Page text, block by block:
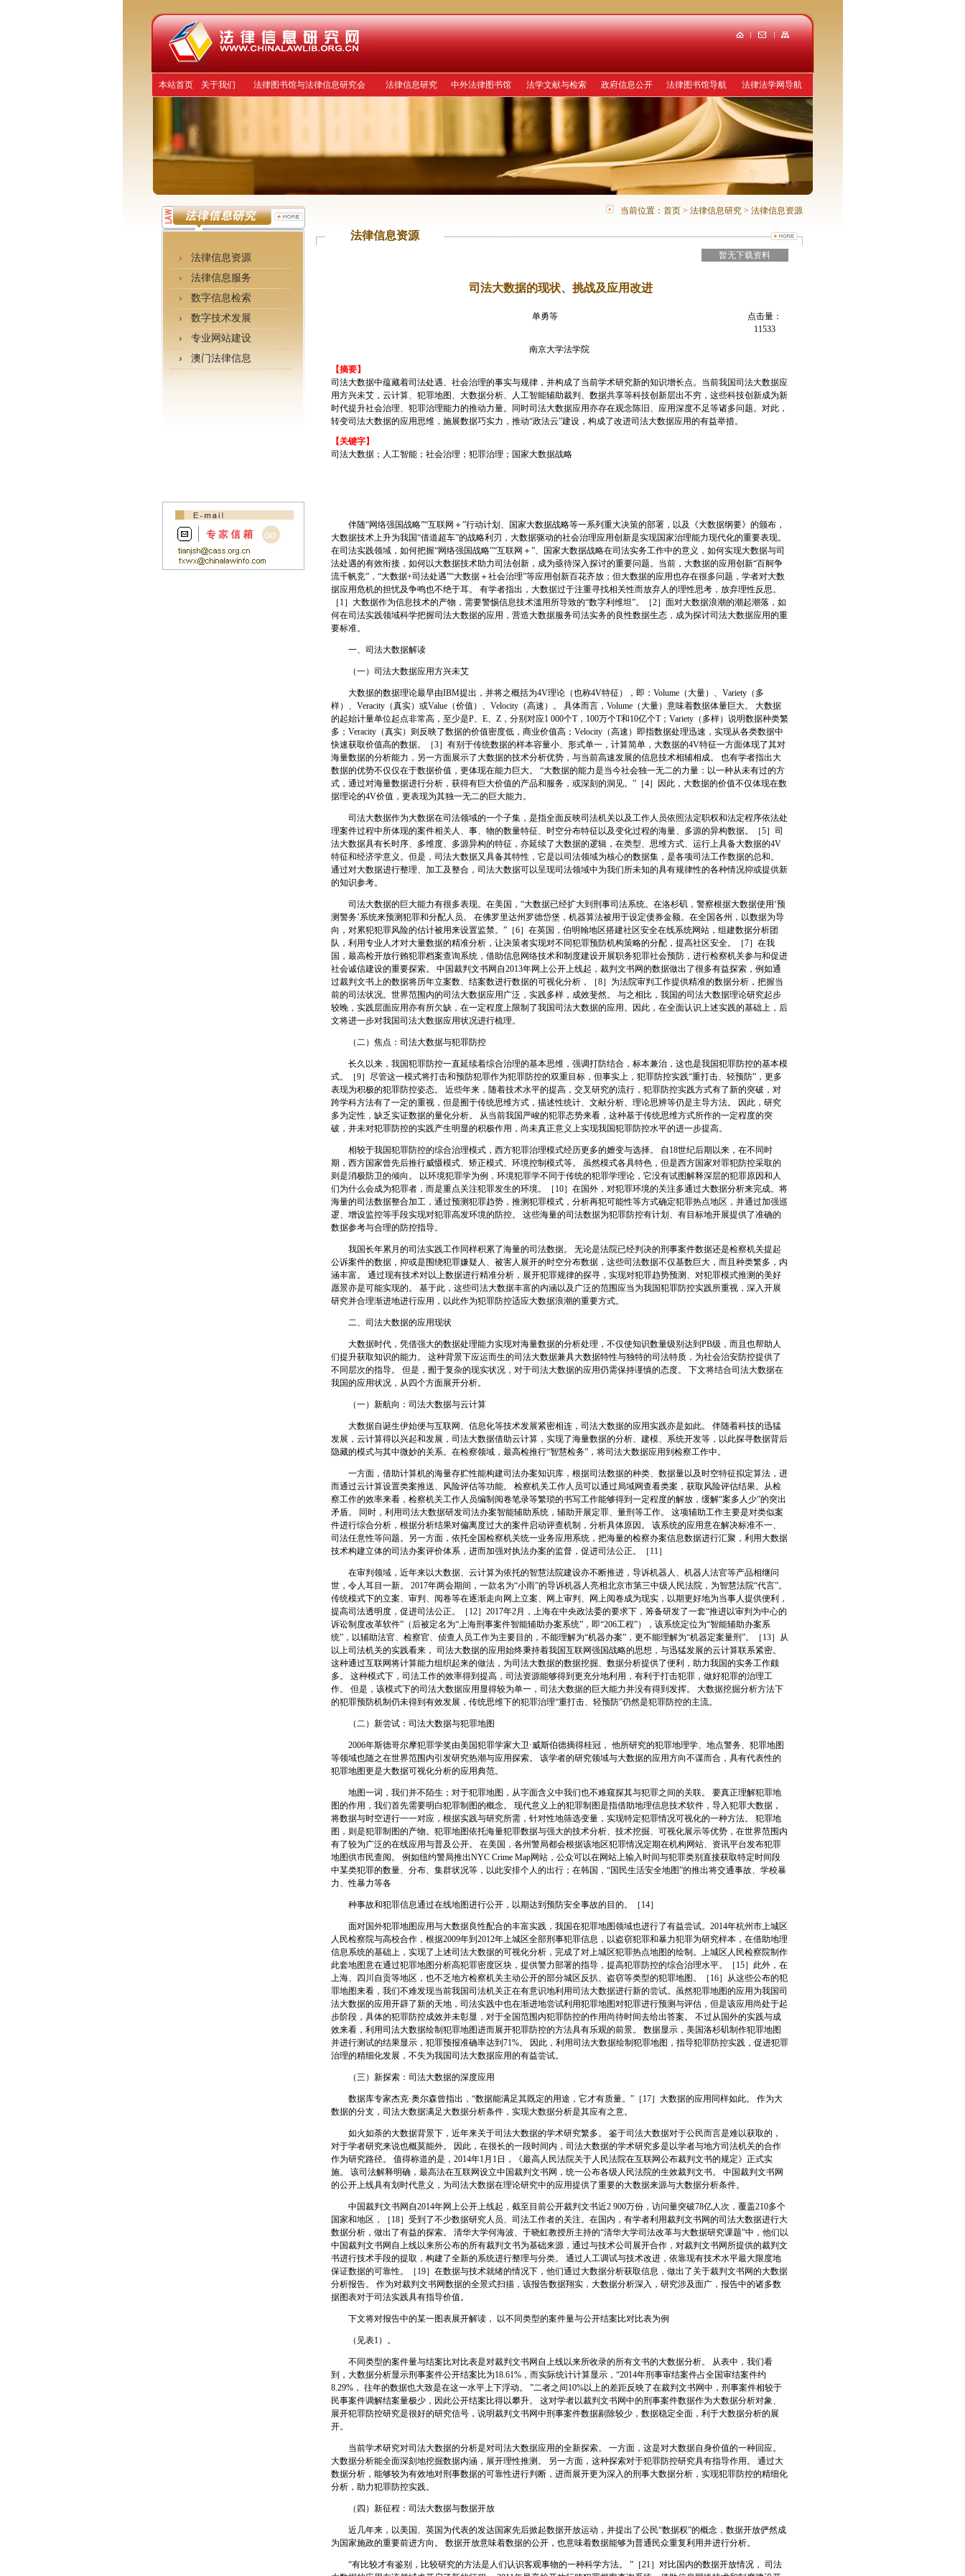
本站首页 关于我们 法律图书馆与法律信息研究会 法律信息研究 中外法律图书馆 法学文献与检索 政府信息公开 法律图书馆导航 法律法学网导航
法律信息资源
法律信息服务
数字信息检索
数字技术发展
专业网站建设
澳门法律信息
当前位置： 首页 > 法律信息研究 > 法律信息资源
法律信息资源
暂无下载资料
司法大数据的现状、挑战及应用改进
单勇等
点击量：
11533
南京大学法学院
【摘要】
司法大数据中蕴藏着司法处遇、社会治理的事实与规律，并构成了当前学术研究新的知识增长点。当前我国司法大数据应
用方兴未艾，云计算、犯罪地图、大数据分析、人工智能辅助裁判、数据共享等科技创新层出不穷，这些科技创新成为新
时代提升社会治理、犯罪治理能力的推动力量。同时司法大数据应用亦存在观念陈旧、应用深度不足等诸多问题。对此，
转变司法大数据的应用思维，施展数据巧实力，推动“政法云”建设，构成了改进司法大数据应用的有益举措。
【关键字】
司法大数据；人工智能；社会治理；犯罪治理；国家大数据战略
伴随“网络强国战略”“互联网＋”行动计划、国家大数据战略等一系列重大决策的部署，以及《大数据纲要》的颁布，
大数据技术上升为我国“借道超车”的战略利刃，大数据驱动的社会治理应用创新是实现国家治理能力现代化的重要表现。
在司法实践领域，如何把握“网络强国战略”“互联网＋”、国家大数据战略在司法实务工作中的意义，如何实现大数据与司
法处遇的有效衔接，如何以大数据技术助力司法创新，成为亟待深入探讨的重要问题。当前，大数据的应用创新“百舸争
流千帆竞”，“大数据+司法处遇”“大数据＋社会治理”等应用创新百花齐放；但大数据的应用也存在很多问题，学者对大数
据应用危机的担忧及争鸣也不绝于耳。 有学者指出，大数据过于注重寻找相关性而放弃人的理性思考，放弃理性反思。
［1］大数据作为信息技术的产物，需要警惕信息技术滥用所导致的“数字利维坦”。［2］面对大数据浪潮的潮起潮落，如
何在司法实践领域科学把握司法大数据的应用，营造大数据服务司法实务的良性数据生态，成为探讨司法大数据应用的重
要标准。
一、司法大数据解读
（一）司法大数据应用方兴未艾
大数据的数据理论最早由IBM提出，并将之概括为4V理论（也称4V特征），即：Volume（大量）、Variety（多
样）、Veracity（真实）或Value（价值）、Velocity（高速）。 具体而言，Volume（大量）意味着数据体量巨大。 大数据
的起始计量单位起点非常高，至少是P、E、Z，分别对应1 000个T，100万个T和10亿个T；Variety（多样）说明数据种类繁
多；Veracity（真实）则反映了数据的价值密度低，商业价值高；Velocity（高速）即指数据处理迅速，实现从各类数据中
快速获取价值高的数据。［3］有别于传统数据的样本容量小、形式单一，计算简单，大数据的4V特征一方面体现了其对
海量数据的分析能力，另一方面展示了大数据的技术分析优势，与当前高速发展的信息技术相辅相成。 也有学者指出大
数据的优势不仅仅在于数据价值，更体现在能力巨大。 “大数据的能力是当今社会独一无二的力量：以一种从未有过的方
式，通过对海量数据进行分析，获得有巨大价值的产品和服务，或深刻的洞见。”［4］因此，大数据的价值不仅体现在数
据理论的4V价值，更表现为其独一无二的巨大能力。
司法大数据作为大数据在司法领域的一个子集，是指全面反映司法机关以及工作人员依照法定职权和法定程序依法处
理案件过程中所体现的案件相关人、事、物的数量特征、时空分布特征以及变化过程的海量、多源的异构数据。［5］司
法大数据具有长时序、多维度、多源异构的特征，亦延续了大数据的逻辑，在类型、思维方式、运行上具备大数据的4V
特征和经济学意义。但是，司法大数据又具备其特性，它是以司法领域为核心的数据集，是各项司法工作数据的总和。
通过对大数据进行整理、加工及整合，司法大数据可以呈现司法领域中为我们所未知的具有规律性的各种情况抑或提供新
的知识参考。
司法大数据的巨大能力有很多表现。在美国，“大数据已经扩大到刑事司法系统。在洛杉矶，警察根据大数据使用‘预
测警务’系统来预测犯罪和分配人员。 在佛罗里达州罗德岱堡，机器算法被用于设定债券金额。在全国各州，以数据为导
向，对累犯犯罪风险的估计被用来设置监禁。”［6］在英国，伯明翰地区搭建社区安全在线系统网站，组建数据分析团
队，利用专业人才对大量数据的精准分析，让决策者实现对不同犯罪预防机构策略的分配，提高社区安全。［7］在我
国，最高检开放行贿犯罪档案查询系统，借助信息网络技术和制度建设开展职务犯罪社会预防，进行检察机关参与和促进
社会诚信建设的重要探索。 中国裁判文书网自2013年网上公开上线起，裁判文书网的数据做出了很多有益探索，例如通
过裁判文书上的数据将历年立案数、结案数进行数据的可视化分析，［8］为法院审判工作提供精准的数据分析，把握当
前的司法状况。世界范围内的司法大数据应用广泛，实践多样，成效斐然。 与之相比，我国的司法大数据理论研究起步
较晚，实践层面应用亦有所欠缺，在一定程度上限制了我国司法大数据的应用。因此，在全面认识上述实践的基础上，后
文将进一步对我国司法大数据应用状况进行梳理。
（二）焦点：司法大数据与犯罪防控
长久以来，我国犯罪防控一直延续着综合治理的基本思维，强调打防结合，标本兼治，这也是我国犯罪防控的基本模
式。［9］尽管这一模式将打击和预防犯罪作为犯罪防控的双重目标，但事实上，犯罪防控实践“重打击、轻预防”，更多
表现为积极的犯罪防控姿态。 近些年来，随着技术水平的提高，交叉研究的流行，犯罪防控实践方式有了新的突破，对
跨学科方法有了一定的重视，但是囿于传统思维方式，描述性统计、文献分析、理论思辨等仍是主导方法。 因此，研究
多为定性，缺乏实证数据的量化分析。 从当前我国严峻的犯罪态势来看，这种基于传统思维方式所作的一定程度的突
破，并未对犯罪防控的实践产生明显的积极作用，尚未真正意义上实现我国犯罪防控水平的进一步提高。
相较于我国犯罪防控的综合治理模式，西方犯罪治理模式经历更多的嬗变与选择。 自18世纪后期以来，在不同时
期，西方国家曾先后推行威慑模式、矫正模式、环境控制模式等。 虽然模式各具特色，但是西方国家对罪犯防控采取的
则是消极防卫的倾向。 以环境犯罪学为例，环境犯罪学不同于传统的犯罪学理论，它没有试图解释深层的犯罪原因和人
们为什么会成为犯罪者，而是重点关注犯罪发生的环境。［10］在国外，对犯罪环境的关注多通过大数据分析来完成。将
海量的司法数据整合加工，通过预测犯罪趋势，推测犯罪模式，分析再犯可能性等方式确定犯罪热点地区，并通过加强巡
逻、增设监控等手段实现对犯罪高发环境的防控。 这些海量的司法数据为犯罪防控有计划、有目标地开展提供了准确的
数据参考与合理的防控指导。
我国长年累月的司法实践工作同样积累了海量的司法数据。 无论是法院已经判决的刑事案件数据还是检察机关提起
公诉案件的数据，抑或是围绕犯罪嫌疑人、被害人展开的时空分布数据，这些司法数据不仅基数巨大，而且种类繁多，内
涵丰富。 通过现有技术对以上数据进行精准分析，展开犯罪规律的探寻，实现对犯罪趋势预测、对犯罪模式推测的美好
愿景亦是可能实现的。 基于此，这些司法大数据丰富的内涵以及广泛的范围应当为我国犯罪防控实践所重视，深入开展
研究并合理渐进地进行应用，以此作为犯罪防控适应大数据浪潮的重要方式。
二、司法大数据的应用现状
大数据时代，凭借强大的数据处理能力实现对海量数据的分析处理，不仅使知识数量级别达到PB级，而且也帮助人
们提升获取知识的能力。 这种背景下应运而生的司法大数据兼具大数据特性与独特的司法特质，为社会治安防控提供了
不同层次的指导。 但是，囿于复杂的现实状况，对于司法大数据的应用仍需保持谨慎的态度。 下文将结合司法大数据在
我国的应用状况，从四个方面展开分析。
（一）新航向：司法大数据与云计算
大数据自诞生伊始便与互联网、信息化等技术发展紧密相连，司法大数据的应用实践亦是如此。 伴随着科技的迅猛
发展，云计算得以兴起和发展，司法大数据借助云计算，实现了海量数据的分析、建模、系统开发等，以此探寻数据背后
隐藏的模式与其中微妙的关系。在检察领域，最高检推行“智慧检务”，将司法大数据应用到检察工作中。
一方面，借助计算机的海量存贮性能构建司法办案知识库，根据司法数据的种类、数据量以及时空特征拟定算法，进
而通过云计算设置类案推送、风险评估等功能。 检察机关工作人员可以通过局域网查看类案，获取风险评估结果。从检
察工作的效率来看，检察机关工作人员编制阅卷笔录等繁琐的书写工作能够得到一定程度的解放，缓解“案多人少”的突出
矛盾。 同时，利用司法大数据研发司法办案智能辅助系统，辅助开展定罪、量刑等工作。 这项辅助工作主要是对类似案
件进行综合分析，根据分析结果对偏离度过大的案件启动评查机制，分析具体原因。 该系统的应用意在解决标准不一、
司法任意性等问题。另一方面，依托全国检察机关统一业务应用系统，把海量的检察办案信息数据进行汇聚，利用大数据
技术构建立体的司法办案评价体系，进而加强对执法办案的监督，促进司法公正。［11］
在审判领域，近年来以大数据、云计算为依托的智慧法院建设亦不断推进，导诉机器人、机器人法官等产品相继问
世，令人耳目一新。 2017年两会期间，一款名为“小雨”的导诉机器人亮相北京市第三中级人民法院，为智慧法院“代言”。
传统模式下的立案、审判、阅卷等在逐渐走向网上立案、网上审判、网上阅卷成为现实，以期更好地为当事人提供便利，
提高司法透明度，促进司法公正。［12］2017年2月，上海在中央政法委的要求下，筹备研发了一套“推进以审判为中心的
诉讼制度改革软件”（后被定名为“上海刑事案件智能辅助办案系统”，即“206工程”），该系统定位为“智能辅助办案系
统”，以辅助法官、检察官、侦查人员工作为主要目的，不能理解为“机器办案”，更不能理解为“机器定案量刑”。［13］从
以上司法机关的实践看来， 司法大数据的应用始终秉持着我国互联网强国战略的思想，与迅猛发展的云计算联系紧密。
这种通过互联网将计算能力组织起来的做法，为司法大数据的数据挖掘、数据分析提供了便利，助力我国的实务工作颇
多。 这种模式下，司法工作的效率得到提高，司法资源能够得到更充分地利用，有利于打击犯罪，做好犯罪的治理工
作。 但是，该模式下的司法大数据应用显得较为单一，司法大数据的巨大能力并没有得到发挥。 大数据挖掘分析方法下
的犯罪预防机制仍未得到有效发展，传统思维下的犯罪治理“重打击、轻预防”仍然是犯罪防控的主流。
（二）新尝试：司法大数据与犯罪地图
2006年斯德哥尔摩犯罪学奖由美国犯罪学家大卫·威斯伯德摘得桂冠， 他所研究的犯罪地理学、地点警务、犯罪地图
等领域也随之在世界范围内引发研究热潮与应用探索。 该学者的研究领域与大数据的应用方向不谋而合，具有代表性的
犯罪地图更是大数据可视化分析的应用典范。
地图一词，我们并不陌生；对于犯罪地图，从字面含义中我们也不难窥探其与犯罪之间的关联。 要真正理解犯罪地
图的作用，我们首先需要明白犯罪制图的概念。 现代意义上的犯罪制图是指借助地理信息技术软件，导入犯罪大数据，
将数据与时空进行一一对应，根据实践与研究所需，针对性地筛选变量，实现特定犯罪情况可视化的一种方法。 犯罪地
图，则是犯罪制图的产物。犯罪地图依托海量犯罪数据与强大的技术分析、技术挖掘、可视化展示等优势，在世界范围内
有了较为广泛的在线应用与普及公开。 在美国，各州警局都会根据该地区犯罪情况定期在机构网站、资讯平台发布犯罪
地图供市民查阅。 例如纽约警局推出NYC Crime Map网站，公众可以在网站上输入时间与犯罪类别直接获取特定时间段
中某类犯罪的数量、分布、集群状况等，以此安排个人的出行；在韩国，“国民生活安全地图”的推出将交通事故、学校暴
力、性暴力等各
种事故和犯罪信息通过在线地图进行公开，以期达到预防安全事故的目的。［14］
面对国外犯罪地图应用与大数据良性配合的丰富实践，我国在犯罪地图领域也进行了有益尝试。2014年杭州市上城区
人民检察院与高校合作，根据2009年到2012年上城区全部刑事犯罪信息，以盗窃犯罪和暴力犯罪为研究样本，在借助地理
信息系统的基础上，实现了上述司法大数据的可视化分析，完成了对上城区犯罪热点地图的绘制。上城区人民检察院制作
此套地图意在通过犯罪地图分析高犯罪密度区块，提供警力部署的指导，提高犯罪防控的综合治理水平。［15］此外，在
上海、四川自贡等地区，也不乏地方检察机关主动公开的部分城区反扒、盗窃等类型的犯罪地图。［16］从这些公布的犯
罪地图来看，我们不难发现当前我国司法机关正在有意识地利用司法大数据进行新的尝试。虽然犯罪地图的应用为我国司
法大数据的应用开辟了新的天地，司法实践中也在渐进地尝试利用犯罪地图对犯罪进行预测与评估，但是该应用尚处于起
步阶段，具体的犯罪防控成效并未彰显，对于全国范围内犯罪防控的作用尚待时间去给出答案。 不过从国外的实践与成
效来看，利用司法大数据绘制犯罪地图进而展开犯罪防控的方法具有乐观的前景。 数据显示，美国洛杉矶制作犯罪地图
并进行测试的结果显示，犯罪预报准确率达到71%。 因此，利用司法大数据绘制犯罪地图，指导犯罪防控实践，促进犯罪
治理的精细化发展，不失为我国司法大数据应用的有益尝试。
（三）新探索：司法大数据的深度应用
数据库专家杰克·奥尔森曾指出，“数据能满足其既定的用途，它才有质量。”［17］大数据的应用同样如此。 作为大
数据的分支，司法大数据满足大数据分析条件，实现大数据分析是其应有之意。
如火如荼的大数据背景下，近年来关于司法大数据的学术研究繁多。 鉴于司法大数据对于公民而言是难以获取的，
对于学者研究来说也概莫能外。 因此，在很长的一段时间内，司法大数据的学术研究多是以学者与地方司法机关的合作
作为研究路径。 值得称道的是，2014年1月1日，《最高人民法院关于人民法院在互联网公布裁判文书的规定》正式实
施。 该司法解释明确，最高法在互联网设立中国裁判文书网，统一公布各级人民法院的生效裁判文书。 中国裁判文书网
的公开上线具有划时代意义，为司法大数据在理论研究中的应用提供了重要的大数据来源与大数据分析条件。
中国裁判文书网自2014年网上公开上线起，截至目前公开裁判文书近2 900万份，访问量突破78亿人次，覆盖210多个
国家和地区，［18］受到了不少数据研究人员、司法工作者的关注。在国内，有学者利用裁判文书网的司法大数据进行大
数据分析，做出了有益的探索。 清华大学何海波、于晓虹教授所主持的“清华大学司法改革与大数据研究课题”中，他们以
中国裁判文书网自上线以来所公布的所有裁判文书为基础来源，通过与技术公司展开合作，对裁判文书网所提供的裁判文
书进行技术手段的提取，构建了全新的系统进行整理与分类。 通过人工调试与技术改进，依靠现有技术水平最大限度地
保证数据的可靠性。［19］在数据与技术就绪的情况下，他们通过大数据分析获取信息，做出了关于裁判文书网的大数据
分析报告。 作为对裁判文书网数据的全景式扫描，该报告数据翔实，大数据分析深入，研究涉及面广，报告中的诸多数
据图表对于司法实践具有指导价值。
下文将对报告中的某一图表展开解读， 以不同类型的案件量与公开结案比对比表为例
（见表1）。
不同类型的案件量与结案比对比表是对裁判文书网自上线以来所收录的所有文书的大数据分析。 从表中，我们看
到，大数据分析显示刑事案件公开结案比为18.61%，而实际统计计算显示，“2014年刑事审结案件占全国审结案件约
8.29%， 往年的数据也大致是在这一水平上下浮动。 ”二者之间10%以上的差距反映了在裁判文书网中，刑事案件相较于
民事案件调解结案量极少，因此公开结案比得以攀升。 这对学者以裁判文书网中的刑事案件数据作为大数据分析对象、
展开犯罪防控研究是很好的研究信号，说明裁判文书网中刑事案件数据剔除较少，数据稳定全面，利于大数据分析的展
开。
当前学术研究对司法大数据的分析是对司法大数据应用的全新探索。 一方面，这是对大数据自身价值的一种回应。
大数据分析能全面深刻地挖掘数据内涵，展开理性推测。 另一方面，这种探索对于犯罪防控研究具有指导作用。 通过大
数据分析，能够较为有效地对刑事数据的可靠性进行判断，进而展开更为深入的刑事大数据分析，实现犯罪防控的精细化
分析，助力犯罪防控实践。
（四）新征程：司法大数据与数据开放
近几年来，以美国、英国为代表的发达国家先后掀起数据开放运动，并提出了公民“数据权”的概念，数据开放俨然成
为国家施政的重要前进方向。 数据开放意味着数据的公开，也意味着数据能够为普通民众重复利用并进行分析。
“有比较才有鉴别，比较研究的方法是人们认识客观事物的一种科学方法。 ”［21］对比国内的数据开放情况， 司法